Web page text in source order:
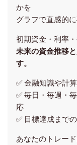
かを
グラフで直感的に
初期資金・利率
未来の資金推移
す。
✅ 金融知識や計
✅ 毎日・毎週・
応
✅ 目標達成まで
あなたのトレー